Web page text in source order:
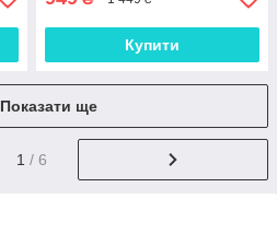
Купити
Показати ще
1 / 6